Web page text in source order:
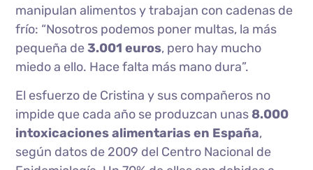
manipulan alimentos y trabajan con cadenas de
frío: “Nosotros podemos poner multas, la más
pequeña de3.001 euros, pero hay mucho
miedo a ello. Hace falta más mano dura”.
El esfuerzo de Cristina y sus compañeros no
impide que cada año se produzcan unas8.000
intoxicaciones alimentarias en España,
según datos de 2009 del Centro Nacional de